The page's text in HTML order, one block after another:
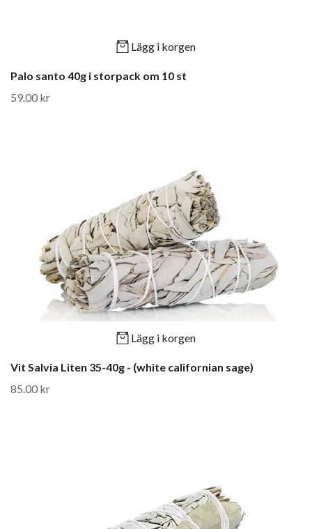
Lägg i korgen
Palo santo 40g i storpack om 10 st
59.00 kr
Lägg i korgen
Vit Salvia Liten 35-40g - (white californian sage)
85.00 kr